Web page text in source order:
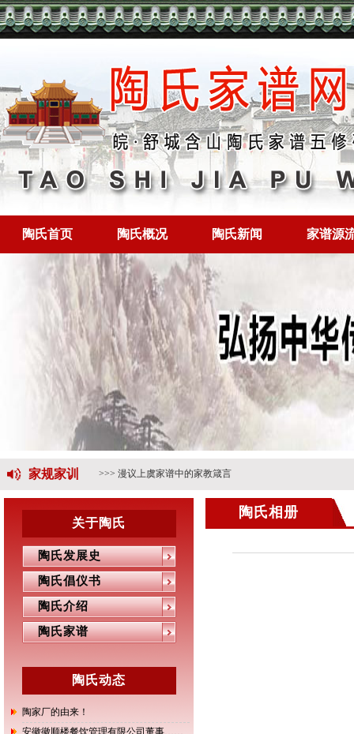
陶氏首页 陶氏概况 陶氏新闻 家谱源
家规家训
>>> 漫议上虞家谱中的家教箴言
关于陶氏
陶氏发展史
陶氏倡仪书
陶氏介绍
陶氏家谱
陶氏动态
陶家厂的由来！
安徽徽顺楼餐饮管理有限公司董事……
陶氏相册